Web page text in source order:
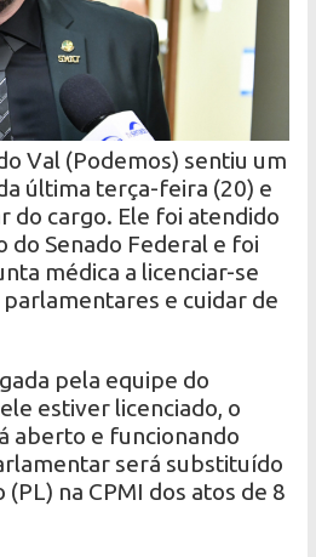
Val (Podemos) sentiu um
última terça-feira (20) e
do cargo. Ele foi atendido
do Senado Federal e foi
médica a licenciar-se
parlamentares e cuidar de
pela equipe do
estiver licenciado, o
aberto e funcionando
será substituído
na CPMI dos atos de 8